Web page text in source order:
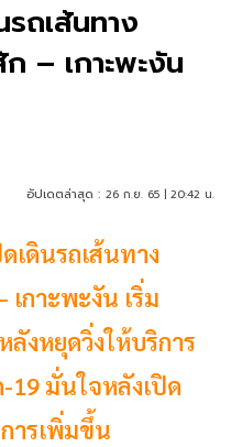
ถเส้นทาง
– เกาะพะงัน
อัปเดตล่าสุด : 26 ก.ย. 65 | 20:42 น.
เดินรถเส้นทาง
กาะพะงัน เริ่ม
งหยุดวิ่งให้บริการ
19 มั่นใจหลังเปิด
ารเพิ่มขึ้น